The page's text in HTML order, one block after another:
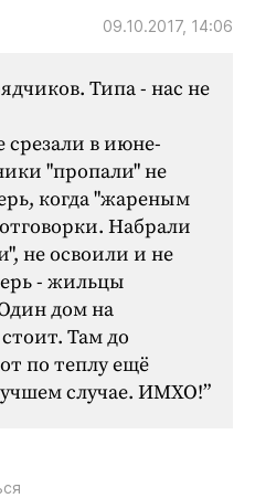
09.10.2017, 14:06
Типа - нас не
срезали в июне-
"пропали" не
когда "жареным
Набрали
не освоили и не
- жильцы
дом на
Там до
по теплу ещё
случае. ИМХО!”